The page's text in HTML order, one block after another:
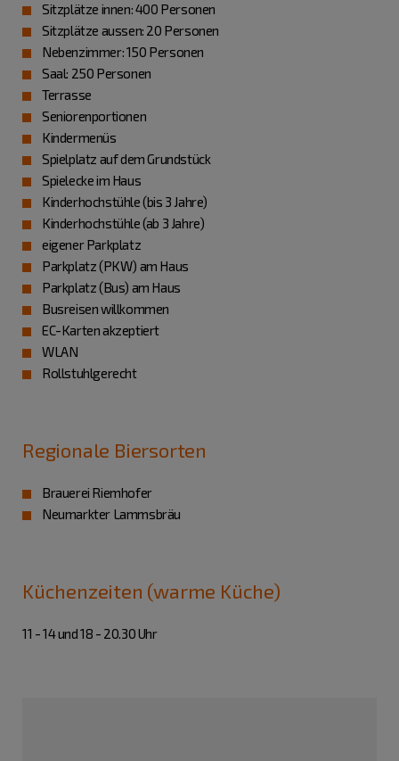
Sitzplätze innen: 400 Personen
Sitzplätze aussen: 20 Personen
Nebenzimmer: 150 Personen
Saal: 250 Personen
Terrasse
Seniorenportionen
Kindermenüs
Spielplatz auf dem Grundstück
Spielecke im Haus
Kinderhochstühle (bis 3 Jahre)
Kinderhochstühle (ab 3 Jahre)
eigener Parkplatz
Parkplatz (PKW) am Haus
Parkplatz (Bus) am Haus
Busreisen willkommen
EC-Karten akzeptiert
WLAN
Rollstuhlgerecht
Regionale Biersorten
Brauerei Riemhofer
Neumarkter Lammsbräu
Küchenzeiten (warme Küche)
11 - 14 und 18 - 20.30 Uhr